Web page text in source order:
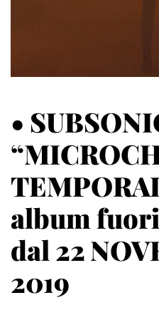
•
album
dal 22
2019